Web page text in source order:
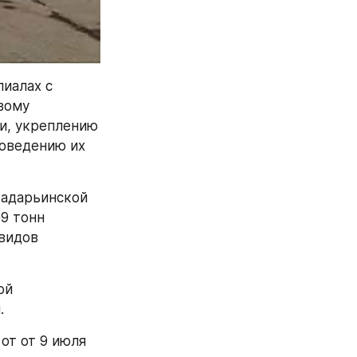
с
укреплению
их
тонн
от 9 июля